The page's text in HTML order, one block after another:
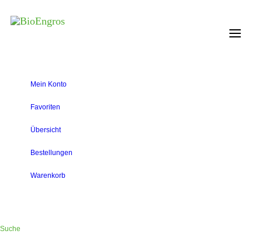
Mein Konto
Favoriten
Übersicht
Bestellungen
Warenkorb
Suche